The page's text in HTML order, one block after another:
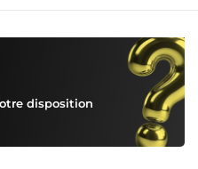
disposition